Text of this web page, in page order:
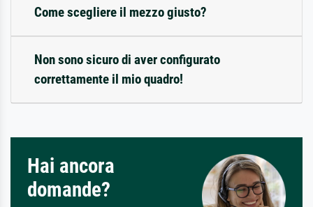
Come scegliere il mezzo giusto?
Non sono sicuro di aver configurato
correttamente il mio quadro!
Hai ancora
domande?